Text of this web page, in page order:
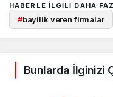
HABERLE ILGILI DAHA
#bayilik veren firmalar
Bunlarda İlginizi